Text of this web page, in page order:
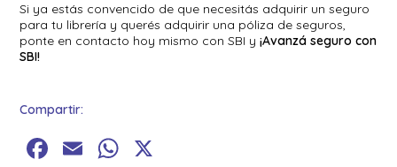
Si ya estás convencido de que necesitás adquirir un seguro
para tu librería y querés adquirir una póliza de seguros,
ponte en contacto hoy mismo con SBI y¡Avanzá seguro con
SBI!
Compartir:
Facebook
EmailWhatsApp